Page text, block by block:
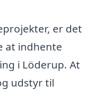
er det
at indhente
i Löderup. At
udstyr til